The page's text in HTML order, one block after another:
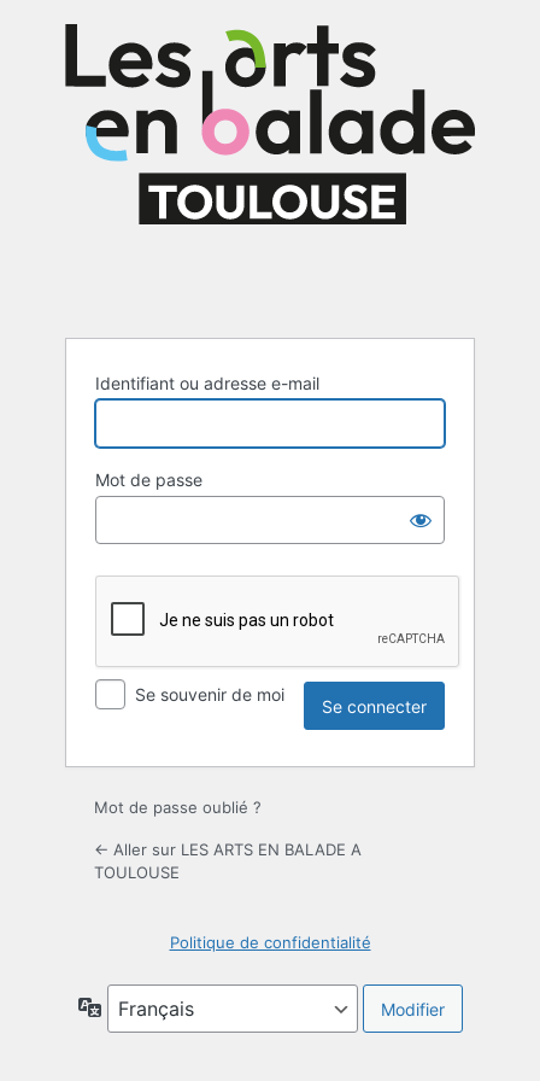
connecter
Identifiant ou adresse e-mail
Mot de passe
Se souvenir de moi
Mot de passe oublié ?
← Aller sur LES ARTS EN BALADE A
TOULOUSE
Politique de confidentialité
Langue